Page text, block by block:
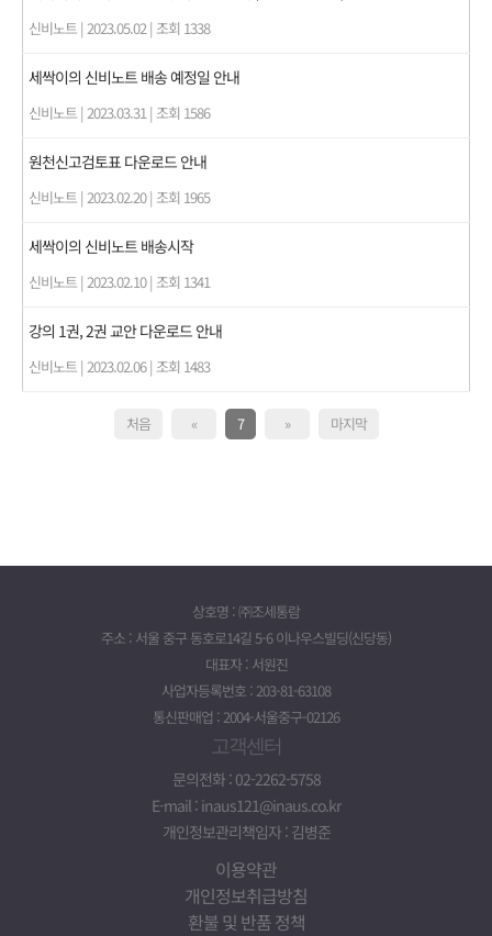
신비노트 | 2023.05.02 | 조회 1338
세싹이의 신비노트 배송 예정일 안내
신비노트 | 2023.03.31 | 조회 1586
원천신고검토표 다운로드 안내
신비노트 | 2023.02.20 | 조회 1965
세싹이의 신비노트 배송시작
신비노트 | 2023.02.10 | 조회 1341
강의 1권, 2권 교안 다운로드 안내
신비노트 | 2023.02.06 | 조회 1483
처음 « 7 » 마지막
상호명 : ㈜조세통람
주소 : 서울 중구 동호로14길 5-6 이나우스빌딩(신당동)
대표자 : 서원진
사업자등록번호 : 203-81-63108
통신판매업 : 2004-서울중구-02126
고객센터
문의전화 : 02-2262-5758
E-mail : inaus121@inaus.co.kr
개인정보관리책임자 : 김병준
이용약관
개인정보취급방침
환불 및 반품 정책